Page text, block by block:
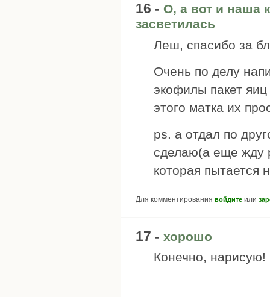
16 - О, а вот и наша
засветилась
Леш, спасибо за
Очень по делу
экофилы пакет
этого матка их
ps. а отдал по
сделаю(а еще жду
которая пытается
Для комментирования войдите или
17 - хорошо
Конечно, нарисую!